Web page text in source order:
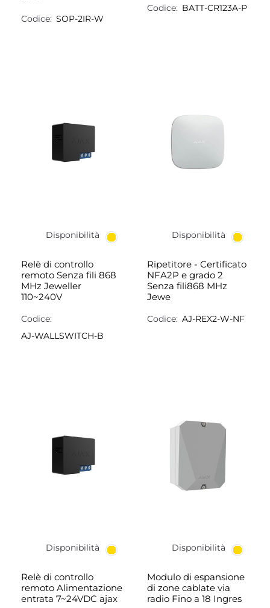
Codice: SOP-2IR-W
Codice: BATT-CR123A-P
Disponibilità
Relè di controllo
remoto Senza fili 868
MHz Jeweller
110~240V
Codice:
AJ-WALLSWITCH-B
Disponibilità
Ripetitore - Certificato
NFA2P e grado 2
Senza fili868 MHz
Jewe
Codice: AJ-REX2-W-NF
Disponibilità
Relè di controllo
remoto Alimentazione
entrata 7~24VDC ajax
Disponibilità
Modulo di espansione
di zone cablate via
radio Fino a 18 Ingres